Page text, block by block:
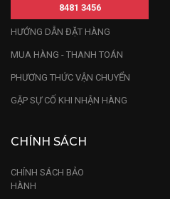
8481 3456
HƯỚNG DẪN ĐẶT HÀNG
MUA HÀNG - THANH TOÁN
PHƯƠNG THỨC VẬN CHUYỂN
GẶP SỰ CỐ KHI NHẬN HÀNG
CHÍNH SÁCH
CHÍNH SÁCH BẢO
HÀNH